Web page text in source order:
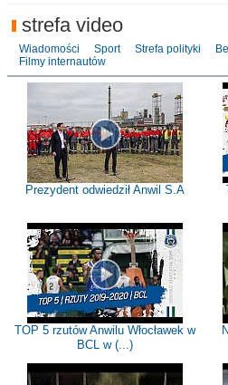
strefa video
Wiadomości Sport Strefa polityki
Filmy internautów
Prezydent odwiedził Anwil S.A
TOP 5 rzutów Anwilu Włocławek w
BCL w (...)